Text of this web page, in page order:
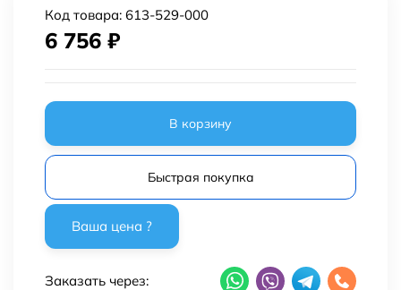
Код товара: 613-529-000
6 756 ₽
В корзину
Быстрая покупка
Заказать через: